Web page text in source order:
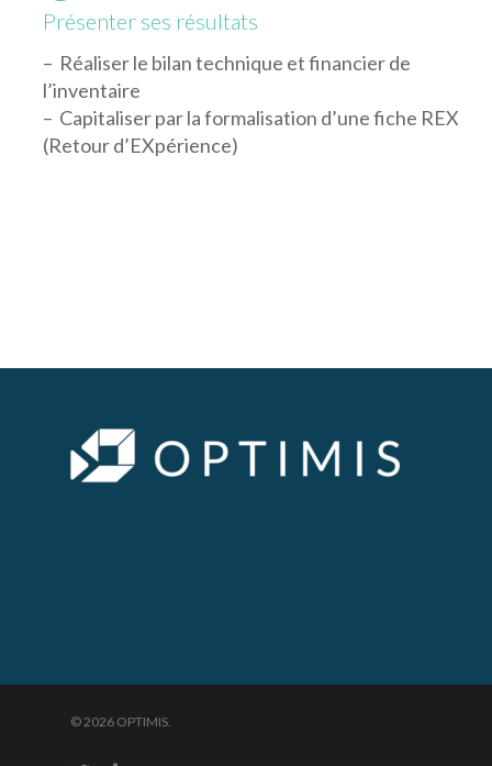
Présenter ses résultats
– Réaliser le bilan technique et financier de
l’inventaire
– Capitaliser par la formalisation d’une fiche REX
(Retour d’EXpérience)
© 2026 OPTIMIS.